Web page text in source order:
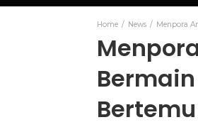
Home News Menpora